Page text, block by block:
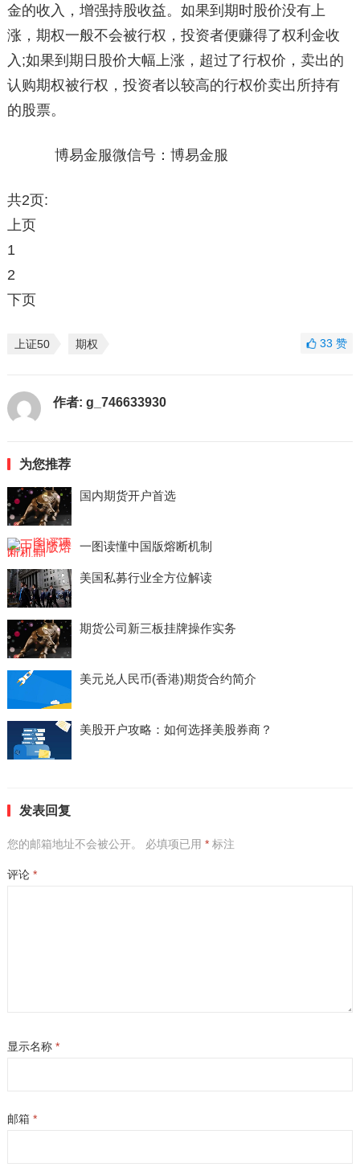
金的收入，增强持股收益。如果到期时股价没有上
涨，期权一般不会被行权，投资者便赚得了权利金收
入;如果到期日股价大幅上涨，超过了行权价，卖出的
认购期权被行权，投资者以较高的行权价卖出所持有
的股票。
博易金服微信号：博易金服
共2页:
上页
1
2
下页
上证50 期权 33赞
作者: g_746633930
为您推荐
国内期货开户首选
一图读懂中国版熔断机制
美国私募行业全方位解读
期货公司新三板挂牌操作实务
美元兑人民币(香港)期货合约简介
美股开户攻略：如何选择美股券商？
发表回复
您的邮箱地址不会被公开。 必填项已用 *标注
评论 *
显示名称 *
邮箱 *